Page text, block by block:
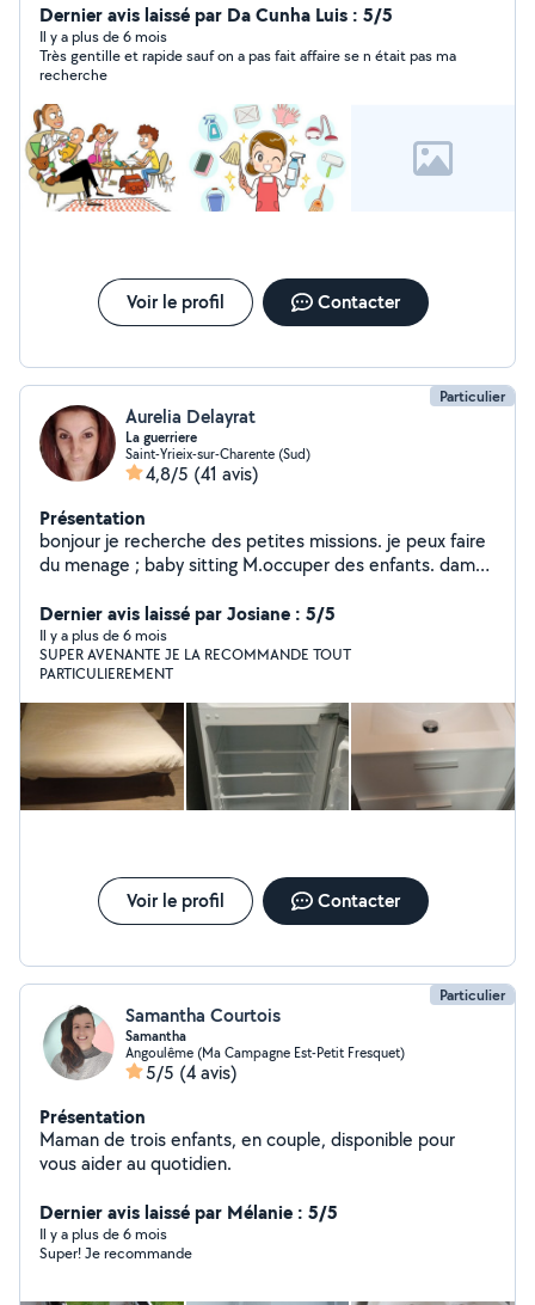
Dernier avis laissé par Da Cunha Luis : 5/5
Il y a plus de 6 mois
Très gentille et rapide sauf on a pas fait affaire se n était pas ma
recherche
Voir le profil Contacter
Particulier
Aurelia Delayrat
La guerriere
Saint-Yrieix-sur-Charente (Sud)
4,8/5 (41 avis)
Présentation
bonjour je recherche des petites missions. je peux faire
du menage ; baby sitting M.occuper des enfants. dame
courses Je peu prendre votre repassage et le faire.
Vous le.ramner. les balades m occuper des enfants
surveillante de nuit Accueillir. Accompagner. Chantier de
peinture. Je peu laver vos voitures extérieur. Et
interieur. Classer des dossiers informatique. Faites des
lettres de motivations. Petit. Dépannage informatique.
Petit travaux de plomberie je suis a votre service;
Dernier avis laissé par Josiane : 5/5
Il y a plus de 6 mois
SUPER AVENANTE JE LA RECOMMANDE TOUT
PARTICULIEREMENT
Voir le profil Contacter
Particulier
Samantha Courtois
Samantha
Angoulême (Ma Campagne Est-Petit Fresquet)
5/5 (4 avis)
Présentation
Maman de trois enfants, en couple, disponible pour
vous aider au quotidien.
Dernier avis laissé par Mélanie : 5/5
Il y a plus de 6 mois
Super! Je recommande